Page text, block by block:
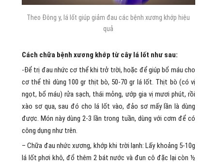
Theo Đông y, lá lốt giúp giảm đau các bệnh xương khớp hiệu
quả
Cách chữa bệnh xương khớp từ cây lá lốt như sau:
-Để trị đau nhức cơ thể khi trở trời, hoặc để giúp bổ máu cho
cơ thể thì dùng 100 gr thịt bò, 50-70 gr lá lốt. Thịt bò (có vị
ngọt, bổ máu) rửa sạch, thái mỏng, ướp gia vị mươi phút, rồi
xào sơ qua, sau đó cho lá lốt vào, đảo sơ mấy lần là dùng
được. Món này dùng 2-3 lần trong tuần, dùng với cơm để có
công dụng như trên.
– Chữa đau nhức xương, khớp khi trời lạnh: Lấy khoảng 5-10g
lá lốt phơi khô, đổ thêm 2 bát nước và đun cô đặc lại còn ½